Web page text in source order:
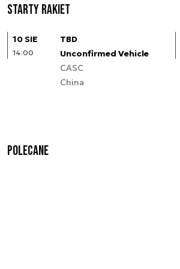
Starty rakiet
10 SIE
14:00
TBD
Unconfirmed Vehicle
CASC
China
Polecane